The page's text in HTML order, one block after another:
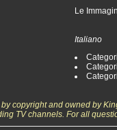
Le
Italiano
copyright and owned by
TV channels. For all